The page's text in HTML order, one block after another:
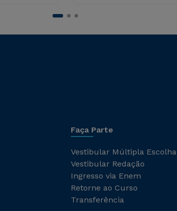
Faça Parte
Vestibular Múltipla Escolha
Vestibular Redação
Ingresso via Enem
Retorne ao Curso
Transferência